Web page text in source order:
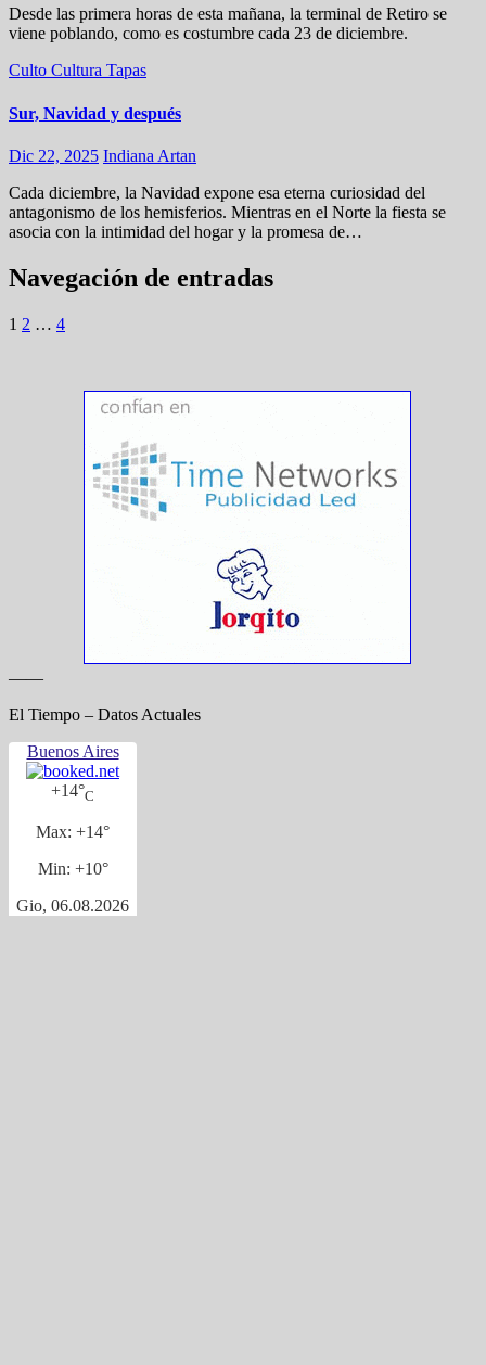
Desde las primera horas de esta mañana, la terminal de Retiro se
viene poblando, como es costumbre cada 23 de diciembre.
Culto Cultura Tapas
Sur, Navidad y después
Dic 22, 2025 Indiana Artan
Cada diciembre, la Navidad expone esa eterna curiosidad del
antagonismo de los hemisferios. Mientras en el Norte la fiesta se
asocia con la intimidad del hogar y la promesa de…
Navegación de entradas
1 2 … 4
——
El Tiempo – Datos Actuales
Buenos Aires
+14°C
Max: +14°
Min: +10°
Gio, 06.08.2026